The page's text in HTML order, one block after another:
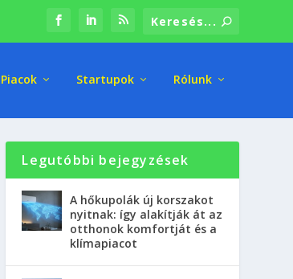
Piacok Startupok Rólunk
Legutóbbi bejegyzések
A hőkupolák új korszakot
nyitnak: így alakítják át az
otthonok komfortját és a
klímapiacot